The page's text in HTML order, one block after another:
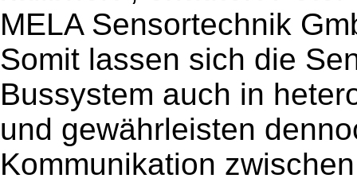
MELA Sensortechnik
Somit lassen sich die
Bussystem auch in
und gewährleisten
Kommunikation